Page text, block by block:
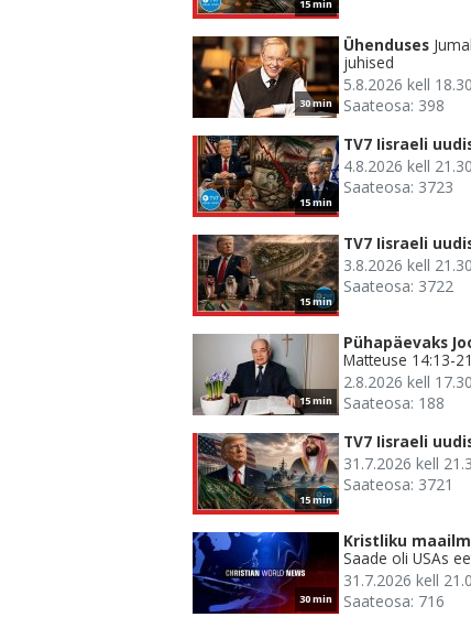
15 min
30 min
Ühenduses
juhised
5.8.2026 kell 18.30
Saateosa: 398
15 min
TV7 Iisraeli
4.8.2026 kell 21.30
Saateosa: 3723
15 min
TV7 Iisraeli
3.8.2026 kell 21.30
Saateosa: 3722
15 min
Pühapäevaks
Matteuse 14:13-21
2.8.2026 kell 17.30
Saateosa: 188
15 min
TV7 Iisraeli
31.7.2026 kell
Saateosa: 3721
30 min
Kristliku
Saade oli USAs
31.7.2026 kell
Saateosa: 716